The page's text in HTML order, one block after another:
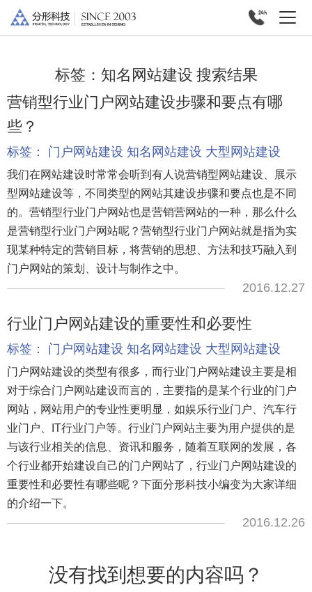
标签： 知名网站建设 搜索结果
营销型行业门户网站建设步骤和要点有哪
些？
标签： 门户网站建设 知名网站建设 大型网站建设
我们在网站建设时常常会听到有人说营销型网站建设、展示
型网站建设等，不同类型的网站其建设步骤和要点也是不同
的。营销型行业门户网站也是营销营网站的一种，那么什么
是营销型行业门户网站呢？营销型行业门户网站就是指为实
现某种特定的营销目标，将营销的思想、方法和技巧融入到
门户网站的策划、设计与制作之中。
2016.12.27
行业门户网站建设的重要性和必要性
标签： 门户网站建设 知名网站建设 大型网站建设
门户网站建设的类型有很多，而行业门户网站建设主要是相
对于综合门户网站建设而言的，主要指的是某个行业的门户
网站，网站用户的专业性更明显，如娱乐行业门户、汽车行
业门户、IT行业门户等。行业门户网站主要为用户提供的是
与该行业相关的信息、资讯和服务，随着互联网的发展，各
个行业都开始建设自己的门户网站了，行业门户网站建设的
重要性和必要性有哪些呢？下面分形科技小编变为大家详细
的介绍一下。
2016.12.26
没有找到想要的内容吗？